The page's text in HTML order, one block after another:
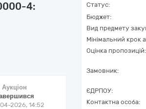
4:
Аукціон
2026, 14:52
Статус:
Бюджет:
Вид предмету
Мінімальний крок
Оцінка пропозицій:
Замовник:
ЄДРПОУ:
Контактна особа: